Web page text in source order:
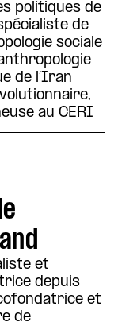
politiques de
de
sociale
de l’Iran
au CERI
et
depuis
et
de